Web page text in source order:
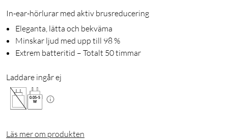
In-ear-hörlurar med aktiv brusreducering
Eleganta, lätta och bekväma
Minskar ljud med upp till 98 %
Extrem batteritid – Totalt 50 timmar
Laddare ingår ej
0.05-5
W
Läs mer om produkten